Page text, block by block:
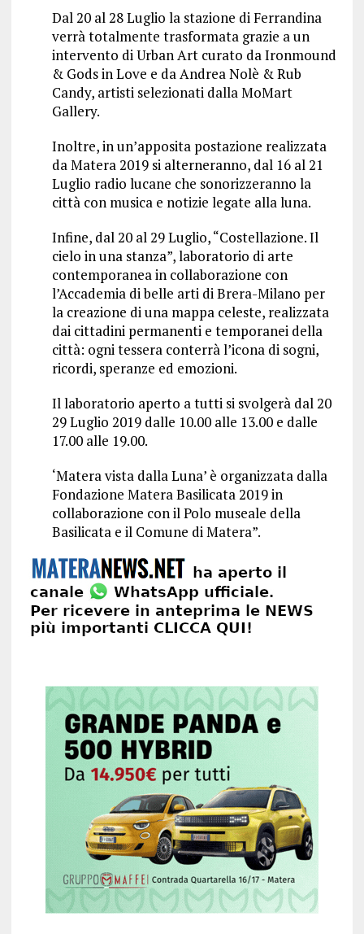
Dal 20 al 28 Luglio la stazione di Ferrandina
verrà totalmente trasformata grazie a un
intervento di Urban Art curato da Ironmound
& Gods in Love e da Andrea Nolè & Rub
Candy, artisti selezionati dalla MoMart
Gallery.
Inoltre, in un’apposita postazione realizzata
da Matera 2019 si alterneranno, dal 16 al 21
Luglio radio lucane che sonorizzeranno la
città con musica e notizie legate alla luna.
Infine, dal 20 al 29 Luglio, “Costellazione. Il
cielo in una stanza”, laboratorio di arte
contemporanea in collaborazione con
l’Accademia di belle arti di Brera-Milano per
la creazione di una mappa celeste, realizzata
dai cittadini permanenti e temporanei della
città: ogni tessera conterrà l’icona di sogni,
ricordi, speranze ed emozioni.
Il laboratorio aperto a tutti si svolgerà dal 20
29 Luglio 2019 dalle 10.00 alle 13.00 e dalle
17.00 alle 19.00.
‘Matera vista dalla Luna’ è organizzata dalla
Fondazione Matera Basilicata 2019 in
collaborazione con il Polo museale della
Basilicata e il Comune di Matera”.